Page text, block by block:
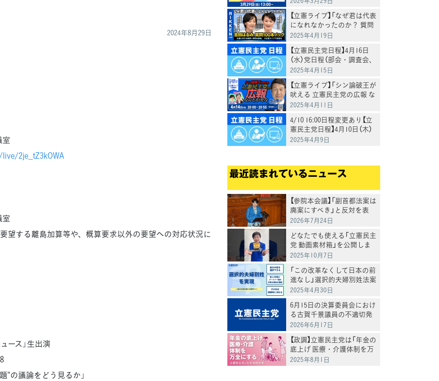
2024年8月29日
室
2je_tZ3kOWA
室
望する離島加算等や、概算要求以外の要望への対応状況に
ース」生出演
"の議論をどう見るか」
【立憲ライブ】「なぜ君は代表
になれなかったのか？ 質問
100本ノック」吉田はるみ×
2025年4月19日
【立憲民主党日程】4月16日
（水）党日程（部会・調査会、
国会日程、街頭演説、メデ
2025年4月15日
【立憲ライブ】「シン論破王が
吠える 立憲民主党の広報 な
んとかせな」米山隆一×おお
2025年4月11日
4/10 16:00日程変更あり【立
憲民主党日程】4月10日（木）
党日程（部会・調査会、国会
2025年4月9日
最近読まれているニュース
【参院本会議】「副首都法案は
廃案にすべき」と反対を表
明 岸真紀子議員
2026年7月24日
どなたでも使える「立憲民主
党 動画素材箱」を公開しま
した
2025年10月7日
「この改革なくして日本の前
進なし」選択的夫婦別姓法案
を提出
2025年4月30日
6月15日の決算委員会におけ
る古賀千景議員の不適切発
言と処分について
2026年6月17日
【政調】立憲民主党は「年金の
底上げ 医療・介護体制を万
全にする」
2025年8月1日